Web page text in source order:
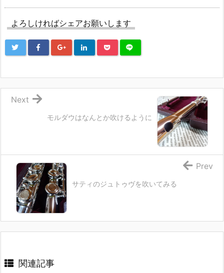
よろしければシェアお願いします
モルダウはなんとか吹けるように
Next
サティのジュトゥヴを吹いてみる
Prev
関連記事